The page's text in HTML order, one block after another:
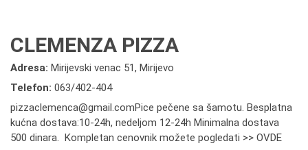
CLEMENZA PIZZA
Adresa: Mirijevski venac 51, Mirijevo
Telefon: 063/402-404
pizzaclemenca@gmail.comPice pečene sa šamotu. Besplatna
kućna dostava:10-24h, nedeljom 12-24h Minimalna dostava
500 dinara. Kompletan cenovnik možete pogledati >> OVDE